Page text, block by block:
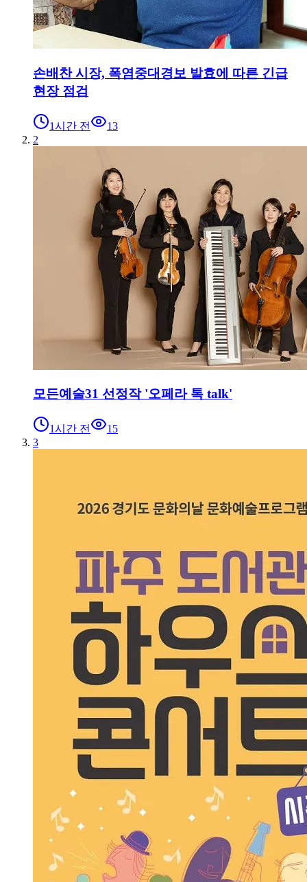
손배찬 시장, 폭염중대경보 발효에 따른 긴급
현장 점검
1시간 전
13
2
모든예술31 선정작 '오페라 톡 talk'
1시간 전
15
3